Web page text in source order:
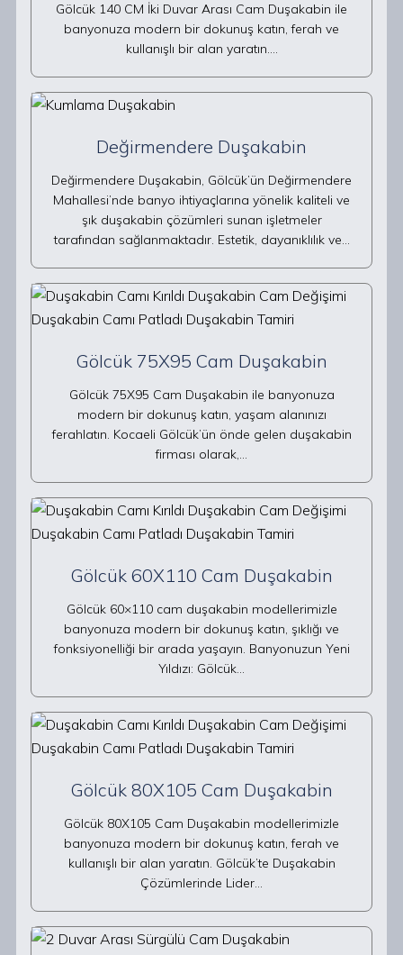
Gölcük 140 CM İki Duvar Arası Cam Duşakabin ile
banyonuza modern bir dokunuş katın, ferah ve
kullanışlı bir alan yaratın.…
Değirmendere Duşakabin
Değirmendere Duşakabin, Gölcük’ün Değirmendere
Mahallesi’nde banyo ihtiyaçlarına yönelik kaliteli ve
şık duşakabin çözümleri sunan işletmeler
tarafından sağlanmaktadır. Estetik, dayanıklılık ve…
Gölcük 75X95 Cam Duşakabin
Gölcük 75X95 Cam Duşakabin ile banyonuza
modern bir dokunuş katın, yaşam alanınızı
ferahlatın. Kocaeli Gölcük’ün önde gelen duşakabin
firması olarak,…
Gölcük 60X110 Cam Duşakabin
Gölcük 60×110 cam duşakabin modellerimizle
banyonuza modern bir dokunuş katın, şıklığı ve
fonksiyonelliği bir arada yaşayın. Banyonuzun Yeni
Yıldızı: Gölcük…
Gölcük 80X105 Cam Duşakabin
Gölcük 80X105 Cam Duşakabin modellerimizle
banyonuza modern bir dokunuş katın, ferah ve
kullanışlı bir alan yaratın. Gölcük’te Duşakabin
Çözümlerinde Lider…